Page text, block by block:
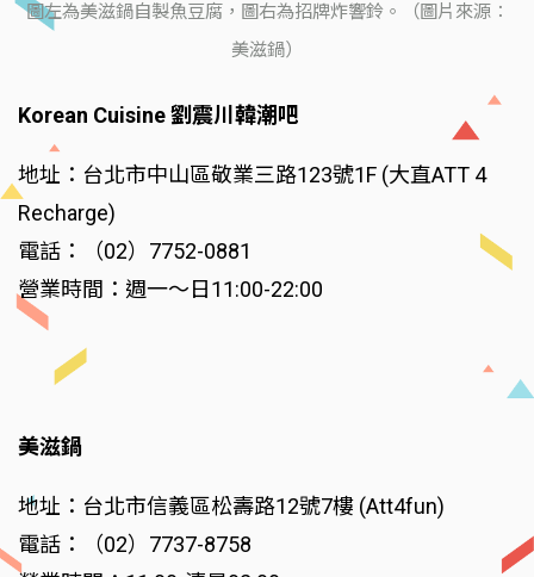
圖左為美滋鍋自製魚豆腐，圖右為招牌炸響鈴。（圖片來源：
美滋鍋）
Korean Cuisine 劉震川韓潮吧
地址：台北市中山區敬業三路123號1F (大直ATT 4
Recharge)
電話：（02）7752-0881
營業時間：週一～日11:00-22:00
美滋鍋
地址：台北市信義區松壽路12號7樓 (Att4fun)
電話：（02）7737-8758